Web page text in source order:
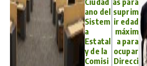
Ciudad
ano del
Sistem
a
Estatal
y de la
Comisi
as para
suprim
ir edad
máxim
a para
ocupar
Direcci